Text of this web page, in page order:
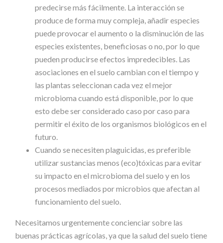
predecirsemás fácilmente. La interacción se
producedeforma muycompleja,añadirespecies
puedeprovocarel aumento o la disminución de las
especies existentes, beneficiosas o no,por lo que
pueden producirseefectos impredecibles. Las
asociaciones en el suelo cambian con el tiempo y
las plantas seleccionan cada vez el mejor
microbioma cuando está disponible,por lo que
esto debe ser considerado caso por caso para
permitir el éxito de los organismos biológicos en el
futuro.
Cuando senecesiten plaguicidas,es preferible
utilizarsustancias menos (eco)tóxicas para evitar
su impacto en el microbioma del suelo yen los
procesos mediados por microbios que afectan al
funcionamiento del suelo.
Necesitamos urgentementeconcienciarsobre las
buenas prácticas agrícolas,ya que la salud del suelo tiene